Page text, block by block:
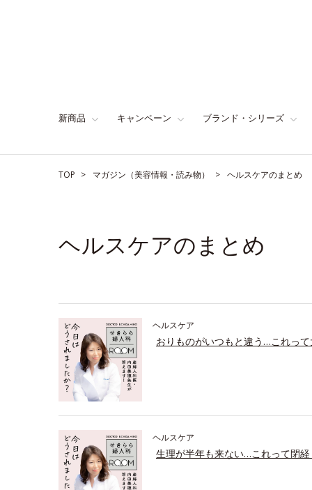
新商品 キャンペーン ブランド・シリーズ
TOP マガジン（美容情報・読み物） ヘルスケアのまとめ
ヘルスケアのまとめ
ヘルスケア
おりものがいつもと違う…これっ
ヘルスケア
生理が半年も来ない…これって閉経